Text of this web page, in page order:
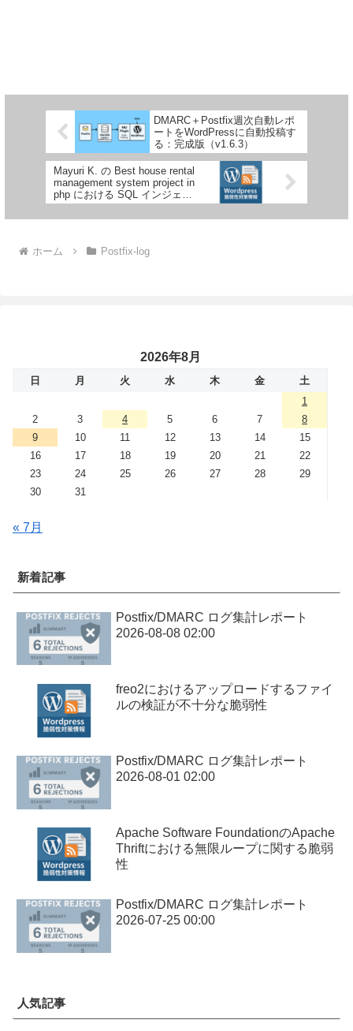
DMARC＋Postfix週次自動レポ
ートをWordPressに自動投稿す
る：完成版（v1.6.3）
Mayuri K. の Best house rental
management system project in
php における SQL インジェク
ションの脆弱性
ホーム Postfix-log
2026年8月
日 月 火 水 木 金
土
1
2
3 4 5 6 7
8
9
10 11 12 13 14
15
16
17 18 19 20 21
22
23
24 25 26 27 28
29
30
31
« 7月
新着記事
Postfix/DMARC ログ集計レポート
2026-08-08 02:00
freo2におけるアップロードするファイ
ルの検証が不十分な脆弱性
Postfix/DMARC ログ集計レポート
2026-08-01 02:00
Apache Software FoundationのApache
Thriftにおける無限ループに関する脆弱
性
Postfix/DMARC ログ集計レポート
2026-07-25 00:00
人気記事